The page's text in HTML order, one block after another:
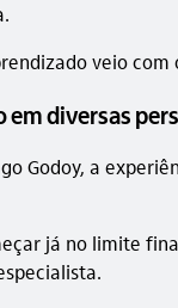
veio
diversas
Godoy, a
já no limite